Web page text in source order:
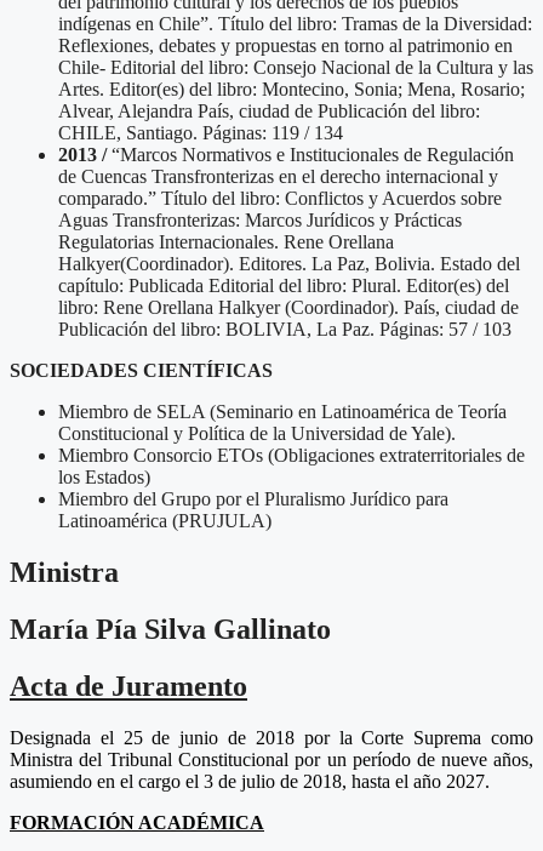
indígenas en Chile”. Título del libro: Tramas de la Diversidad:
Reflexiones, debates y propuestas en torno al patrimonio en
Chile- Editorial del libro: Consejo Nacional de la Cultura y las
Artes. Editor(es) del libro: Montecino, Sonia; Mena, Rosario;
Alvear, Alejandra País, ciudad de Publicación del libro:
CHILE, Santiago. Páginas: 119 / 134
2013 /“Marcos Normativos e Institucionales de Regulación
de Cuencas Transfronterizas en el derecho internacional y
comparado.” Título del libro: Conflictos y Acuerdos sobre
Aguas Transfronterizas: Marcos Jurídicos y Prácticas
Regulatorias Internacionales. Rene Orellana
Halkyer(Coordinador). Editores. La Paz, Bolivia. Estado del
capítulo: Publicada Editorial del libro: Plural. Editor(es) del
libro: Rene Orellana Halkyer (Coordinador). País, ciudad de
Publicación del libro: BOLIVIA, La Paz. Páginas: 57 / 103
SOCIEDADES CIENTÍFICAS
Miembro de SELA (Seminario en Latinoamérica de Teoría
Constitucional y Política de la Universidad de Yale).
Miembro Consorcio ETOs (Obligaciones extraterritoriales de
los Estados)
Miembro del Grupo por el Pluralismo Jurídico para
Latinoamérica (PRUJULA)
Ministra
María Pía Silva Gallinato
Acta de Juramento
Designada el 25 de junio de 2018 por la Corte Suprema como
Ministra del Tribunal Constitucional por un período de nueve años,
asumiendo en el cargo el 3 de julio de 2018, hasta el año 2027.
FORMACIÓN ACADÉMICA